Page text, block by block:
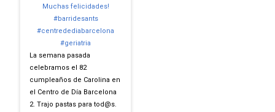
La semana pasada
celebramos el 82
cumpleaños de Carolina en
el Centro de Día Barcelona
2. Trajo pastas para tod@s.